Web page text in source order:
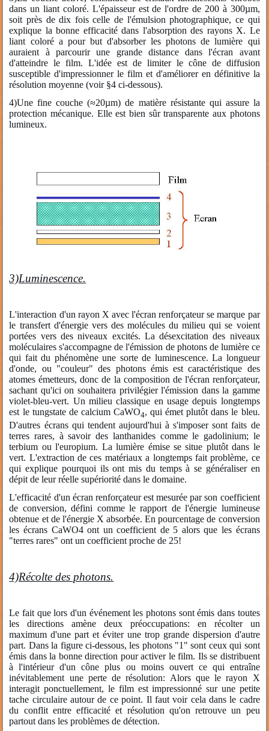
dans un liant coloré. L'épaisseur est de l'ordre de 200 à 300µm,
soit près de dix fois celle de l'émulsion photographique, ce qui
explique la bonne efficacité dans l'absorption des rayons X. Le
liant coloré a pour but d'absorber les photons de lumière qui
auraient à parcourir une grande distance dans l'écran avant
d'atteindre le film. L'idée est de limiter le cône de diffusion
susceptible d'impressionner le film et d'améliorer en définitive la
résolution moyenne (voir §4 ci-dessous).
4)Une fine couche (≈20µm) de matière résistante qui assure la
protection mécanique. Elle est bien sûr transparente aux photons
lumineux.
3)Luminescence.
L'interaction d'un rayon X avec l'écran renforçateur se marque par
le transfert d'énergie vers des molécules du milieu qui se voient
portées vers des niveaux excités. La désexcitation des niveaux
moléculaires s'accompagne de l'émission de photons de lumière ce
qui fait du phénomène une sorte de luminescence. La longueur
d'onde, ou "couleur" des photons émis est caractéristique des
atomes émetteurs, donc de la composition de l'écran renforçateur,
sachant qu'ici on souhaitera privilégier l'émission dans la gamme
violet-bleu-vert. Un milieu classique en usage depuis longtemps
est le tungstate de calcium CaWO4, qui émet plutôt dans le bleu.
D'autres écrans qui tendent aujourd'hui à s'imposer sont faits de
terres rares, à savoir des lanthanides comme le gadolinium; le
terbium ou l'europium. La lumière émise se situe plutôt dans le
vert. L'extraction de ces matériaux a longtemps fait problème, ce
qui explique pourquoi ils ont mis du temps à se généraliser en
dépit de leur réelle supériorité dans le domaine.
L'efficacité d'un écran renforçateur est mesurée par son coefficient
de conversion, défini comme le rapport de l'énergie lumineuse
obtenue et de l'énergie X absorbée. En pourcentage de conversion
les écrans CaWO4 ont un coefficient de 5 alors que les écrans
"terres rares" ont un coefficient proche de 25!
4)Récolte des photons.
Le fait que lors d'un événement les photons sont émis dans toutes
les directions amène deux préoccupations: en récolter un
maximum d'une part et éviter une trop grande dispersion d'autre
part. Dans la figure ci-dessous, les photons "1" sont ceux qui sont
émis dans la bonne direction pour activer le film. Ils se distribuent
à l'intérieur d'un cône plus ou moins ouvert ce qui entraîne
inévitablement une perte de résolution: Alors que le rayon X
interagit ponctuellement, le film est impressionné sur une petite
tache circulaire autour de ce point. Il faut voir cela dans le cadre
du conflit entre efficacité et résolution qu'on retrouve un peu
partout dans les problèmes de détection.